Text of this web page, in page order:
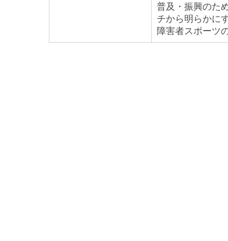
普及・振興のた
チから明らかに
障害者スポーツ